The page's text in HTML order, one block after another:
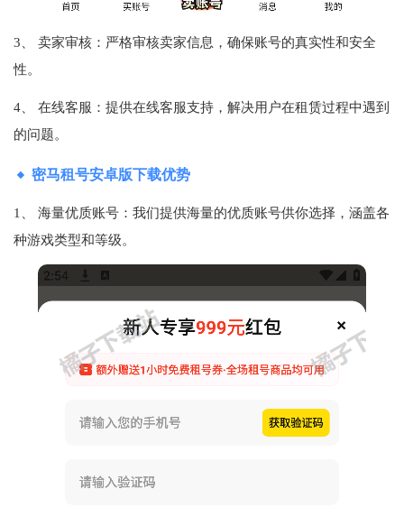
3、 卖家审核：严格审核卖家信息，确保账号的真实性和安全
性。
4、 在线客服：提供在线客服支持，解决用户在租赁过程中遇到
的问题。
密马租号安卓版下载优势
1、 海量优质账号：我们提供海量的优质账号供你选择，涵盖各
种游戏类型和等级。